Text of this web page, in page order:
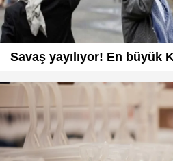
Savaş yayılıyor! En büyük